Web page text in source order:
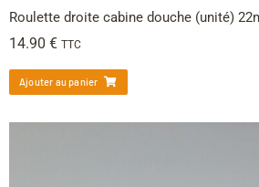
Roulette droite cabine douche (unité)
14.90 € TTC
Ajouter au panier